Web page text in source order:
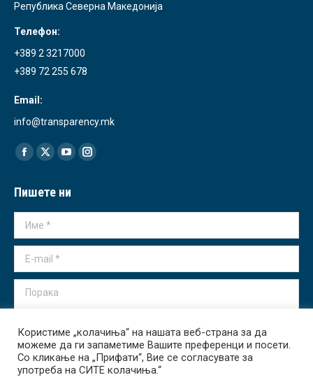
Република Северна Македонија
Телефон:
+389 2 3217000
+389 72 255 678
Email:
info@transparency.mk
Find us on:
Facebook
opens
in
X
opens
in
YouTube
opens
in
Instagram
in
Пишете ни
Име *
E-mail *
Порака
Испрати
Користиме „колачиња“ на нашата веб-страна за да
можеме да ги запаметиме Вашите преференци и посети.
Со кликање на „Прифати“, Вие се согласувате за
употреба на СИТЕ колачиња.“